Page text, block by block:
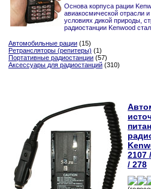
Основа корпуса рации
авиакосмической отрасли
условиях дикой природы,
радиостанции Kenwood
Автомобильные рации (15)
Ретрансляторы (репитеры) (1)
Портативные радиостанции (57)
Аксессуары для радиостанций (310)
2107
/ 278